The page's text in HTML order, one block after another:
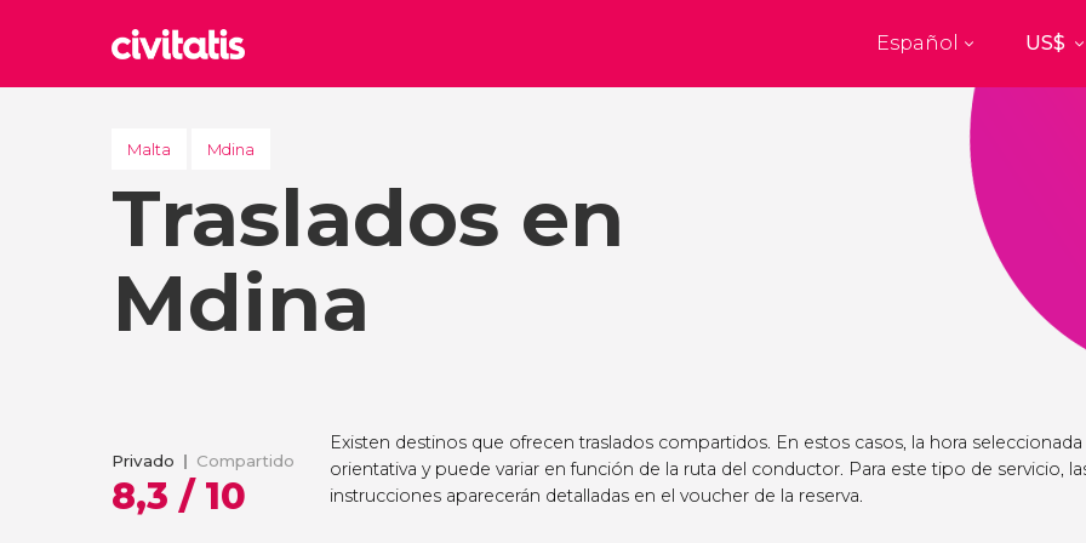
Top destinos
Reino Unido Hungría
Barcelona
España
Ver todos los destinos
Español
Malta Mdina
Traslados en
Mdina
Privado Compartido
8,3 / 10
Existen destinos que ofrecen traslados compartidos. En estos casos, la hora seleccionada
orientativa y puede variar en función de la ruta del conductor. Para este tipo de servicio,
instrucciones aparecerán detalladas en el voucher de la reserva.